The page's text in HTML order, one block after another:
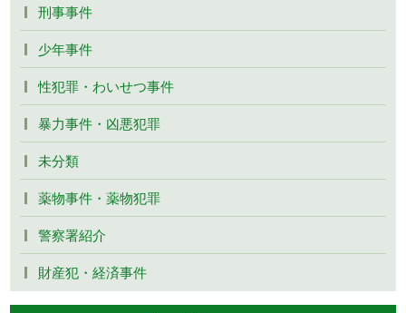
刑事事件
少年事件
性犯罪・わいせつ事件
暴力事件・凶悪犯罪
未分類
薬物事件・薬物犯罪
警察署紹介
財産犯・経済事件